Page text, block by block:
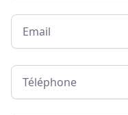
Email
Téléphone